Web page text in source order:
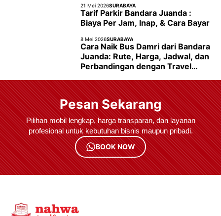
21 Mei 2026SURABAYA
Tarif Parkir Bandara Juanda :
Biaya Per Jam, Inap, & Cara Bayar
8 Mei 2026SURABAYA
Cara Naik Bus Damri dari Bandara
Juanda: Rute, Harga, Jadwal, dan
Perbandingan dengan Travel
Pesan Sekarang
Pilihan mobil lengkap, harga transparan, dan layanan
profesional untuk kebutuhan bisnis maupun pribadi.
BOOK NOW